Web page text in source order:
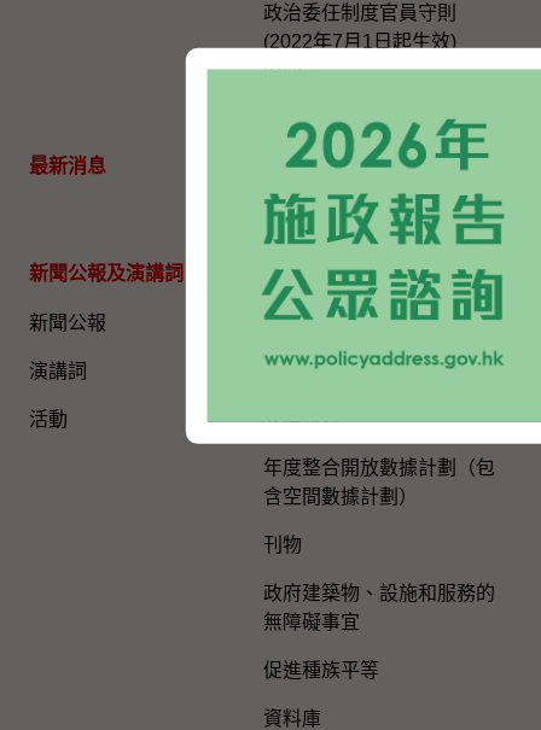
最新消息
政治委任制度官員守則
(2022年7月1日起生效)
(PDF)
香港特別行政區的對外事務
聯合聲明
新聞公報及演講詞
新聞公報
演講詞
活動
一般資訊​
公開資料
環保報告
人權報告
年度整合開放數據計劃（包
含空間數據計劃）
刊物
政府建築物、設施和服務的
無障礙事宜
促進種族平等
資料庫